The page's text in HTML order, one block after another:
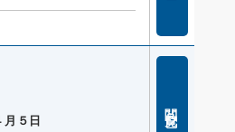
月５日